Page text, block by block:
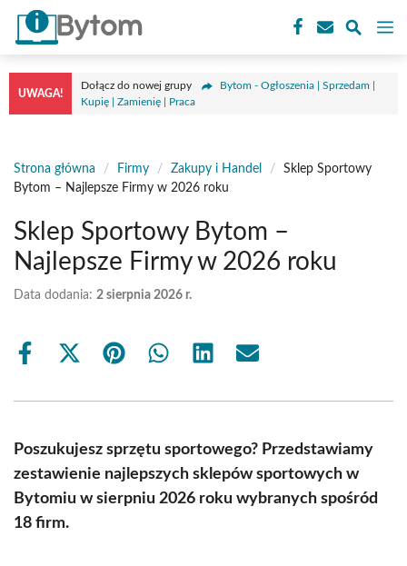
Przejdź
treści
UWAGA!
Dołącz do nowej grupy
Bytom - Ogłoszenia | Sprzedam |
Kupię | Zamienię | Praca
Strona główna / Firmy / Zakupy i Handel /
Sklep Sportowy
Bytom – Najlepsze Firmy w 2026 roku
Sklep Sportowy Bytom –
Najlepsze Firmy w 2026 roku
Data dodania: 2 sierpnia 2026 r.
Share
Share
(Twitter)
Share Share Share Share
Poszukujesz sprzętu sportowego? Przedstawiamy
zestawienie najlepszych sklepów sportowych w
Bytomiu w sierpniu 2026 roku wybranych spośród
18 firm.